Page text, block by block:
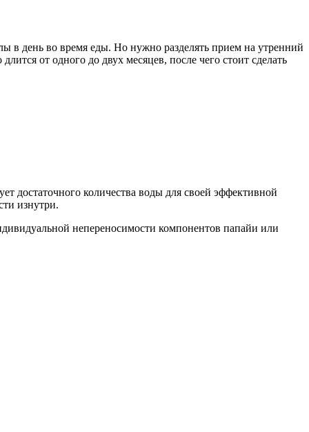
в день во время еды. Но нужно разделять прием на утренний
от одного до двух месяцев, после чего стоит сделать
достаточного количества воды для своей эффективной
изнутри.
непереносимости компонентов папайи или